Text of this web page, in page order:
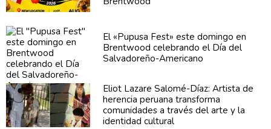
El «Pupusa Fest» este domingo en
Brentwood celebrando el Día del
Salvadoreño-Americano
Eliot LazareSalomé-Díaz: Artista de
herencia peruana transforma
comunidades a través del arte y la
identidad cultural